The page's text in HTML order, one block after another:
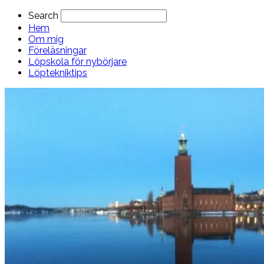
Search
Hem
Om mig
Föreläsningar
Löpskola för nybörjare
Löptekniktips